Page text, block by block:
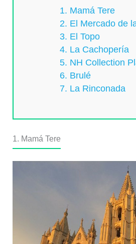
1. Mamá Tere
2. El Mercado de
3. El Topo
4. La Cachopería
5. NH Collection
6. Brulé
7. La Rinconada
1. Mamá Tere